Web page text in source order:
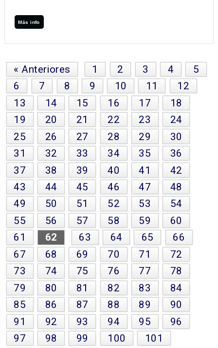
Más info
« Anteriores 1 2 3 4
5
6
7 8 9 10 11
12
13
14 15 16 17
18
19
20 21 22 23
24
25
26 27 28 29
30
31
32 33 34 35
36
37
38 39 40 41
42
43
44 45 46 47
48
49
50 51 52 53
54
55
56 57 58 59
60
61
62 63 64 65
66
67
68 69 70 71
72
73
74 75 76 77
78
79
80 81 82 83
84
85
86 87 88 89
90
91
92 93 94 95
96
97
98 99 100 101